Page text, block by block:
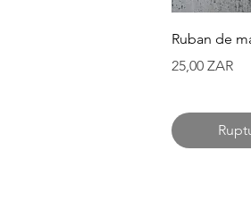
Ruban de
Prix
25,00 ZAR